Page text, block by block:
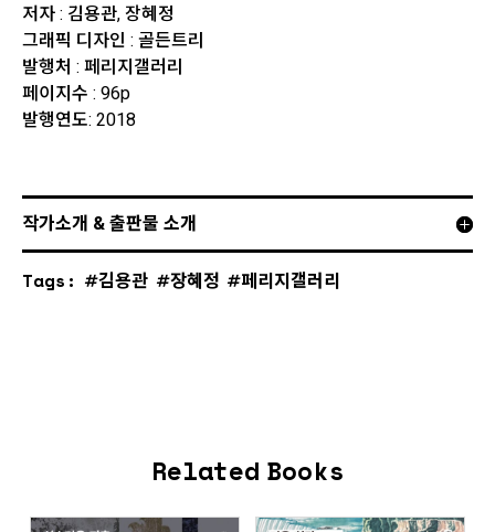
저자 : 김용관, 장혜정
그래픽 디자인 : 골든트리
발행처 : 페리지갤러리
페이지수 : 96p
발행연도: 2018
작가소개 & 출판물 소개
Tags: 김용관 장혜정 페리지갤러리
Related Books